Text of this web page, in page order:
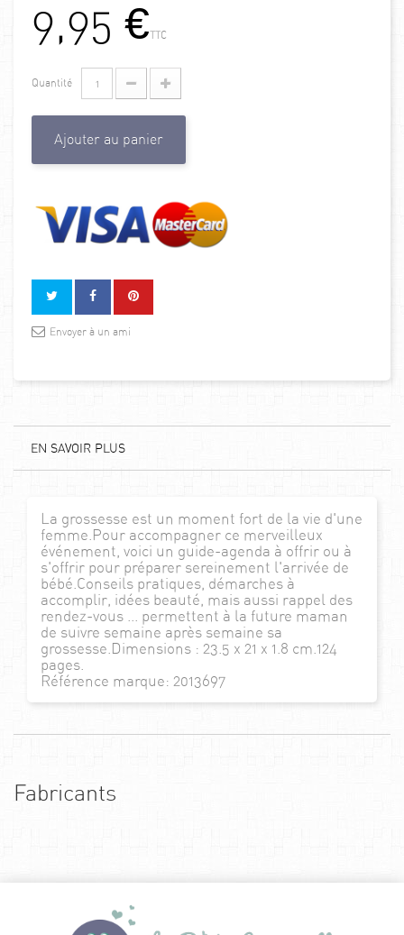
9,95 €TTC
Quantité
Ajouter au panier
Envoyer à un ami
EN SAVOIR PLUS
La grossesse est un moment fort de la vie d'une
femme.Pour accompagner ce merveilleux
événement, voici un guide-agenda à offrir ou à
s'offrir pour préparer sereinement l'arrivée de
bébé.Conseils pratiques, démarches à
accomplir, idées beauté, mais aussi rappel des
rendez-vous ... permettent à la future maman
de suivre semaine après semaine sa
grossesse.Dimensions : 23.5 x 21 x 1.8 cm.124
pages.
Référence marque: 2013697
Fabricants